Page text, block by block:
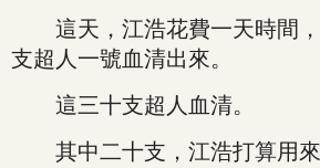
這天，江浩花費一天時間，
支超人一號血清出來。
這三十支超人血清。
其中二十支，江浩打算用來